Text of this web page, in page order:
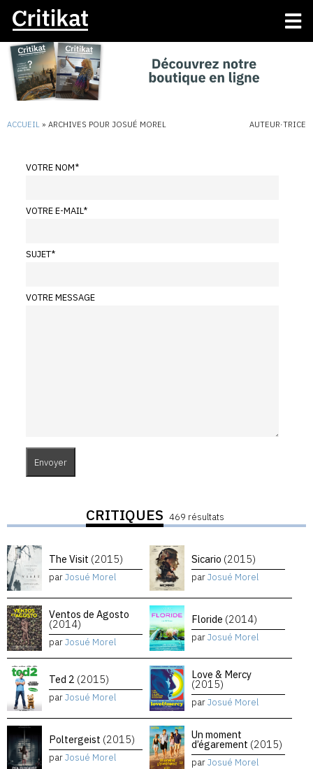
ACCUEIL » ARCHIVES POUR JOSUÉ MOREL AUTEUR·TRICE
VOTRE NOM*
VOTRE E-MAIL*
SUJET*
VOTRE MESSAGE
CRITIQUES 469 résultats
The Visit (2015)
parJosué Morel
Sicario (2015)
parJosué Morel
Ventos de Agosto
(2014)
parJosué Morel
Floride (2014)
parJosué Morel
Ted 2 (2015)
parJosué Morel
Love & Mercy
(2015)
parJosué Morel
Poltergeist (2015)
parJosué Morel
Un moment
d’égarement (2015)
parJosué Morel